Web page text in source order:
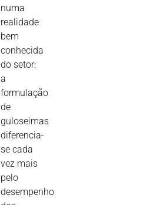
numa
realidade
bem
conhecida
do setor:
a
formulação
de
guloseimas
diferencia-
se cada
vez mais
pelo
desempenho